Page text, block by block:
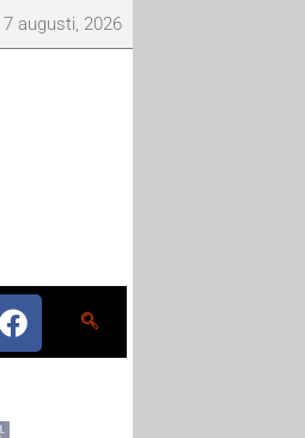
7 augusti, 2026